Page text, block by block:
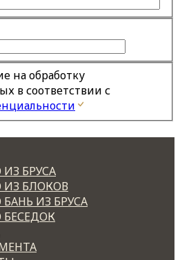
на обработку
в соответствии с
БРУСА
ИЗ БЛОКОВ
ИЗ БРУСА